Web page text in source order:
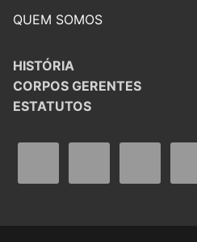
QUEM SOMOS
HISTÓRIA
CORPOS GERENTES
ESTATUTOS